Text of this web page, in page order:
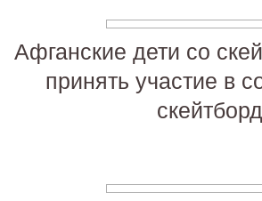
Афганские дети со
принять участие в